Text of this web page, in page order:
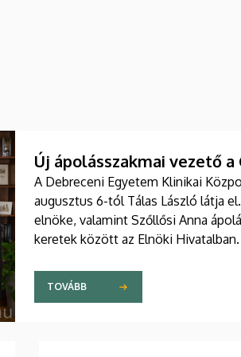
Új ápolásszakmai vezető
A Debreceni Egyetem Klinikai
augusztus 6-tól Tálas László látja
elnöke, valamint Szőllősi Anna
keretek között az Elnöki Hivatalban.
TOVÁBB